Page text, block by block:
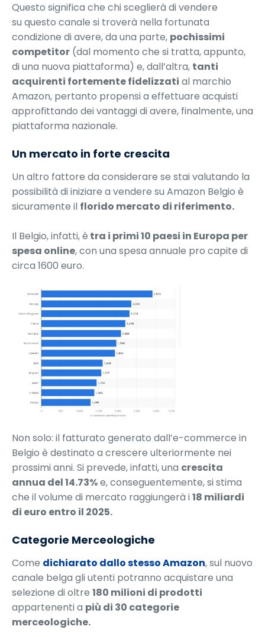
Questo significa che chi sceglierà di vendere
su questo canale si troverà nella fortunata
condizione di avere, da una parte, pochissimi
competitor (dal momento che si tratta, appunto,
di una nuova piattaforma) e, dall’altra, tanti
acquirenti fortemente fidelizzati al marchio
Amazon, pertanto propensi a effettuare acquisti
approfittando dei vantaggi di avere, finalmente, una
piattaforma nazionale.
Un mercato in forte crescita
Un altro fattore da considerare se stai valutando la
possibilità di iniziare a vendere su Amazon Belgio è
sicuramente il florido mercato di riferimento.
Il Belgio, infatti, è tra i primi 10 paesi in Europa per
spesa online, con una spesa annuale pro capite di
circa 1600 euro.
Non solo: il fatturato generato dall’e-commerce in
Belgio è destinato a crescere ulteriormente nei
prossimi anni. Si prevede, infatti, una crescita
annua del 14.73%e, conseguentemente, si stima
che il volume di mercato raggiungerà i18 miliardi
di euro entro il 2025.
Categorie Merceologiche
Come dichiarato dallo stesso Amazon, sul nuovo
canale belga gli utenti potranno acquistare una
selezione di oltre 180 milioni di prodotti
appartenenti a più di 30 categorie
merceologiche.